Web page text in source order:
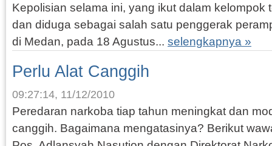
Kepolisian selama ini, yang ikut dalam kelompok
dan diduga sebagai salah satu penggerak
di Medan, pada 18 Agustus... selengkapnya »
Perlu Alat Canggih
09:27:14, 11/12/2010
Peredaran narkoba tiap tahun meningkat dan
canggih. Bagaimana mengatasinya? Berikut